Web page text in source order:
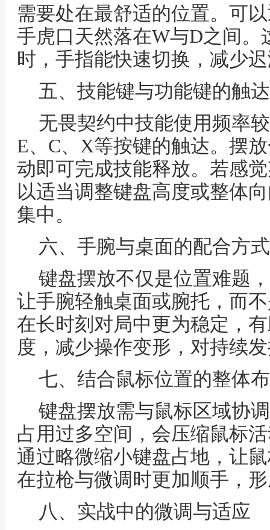
需要处在最舒适的位置。可
手虎口天然落在W与D之间
时，手指能快速切换，减少
五、技能键与功能键的触
无畏契约中技能使用频率
E、C、X等按键的触达。摆
动即可完成技能释放。若感
以适当调整键盘高度或整体
集中。
六、手腕与桌面的配合方式
键盘摆放不仅是位置难题
让手腕轻触桌面或腕托，而
在长时刻对局中更为稳定，
度，减少操作变形，对持续
七、结合鼠标位置的整体
键盘摆放需与鼠标区域协
占用过多空间，会压缩鼠标
通过略微缩小键盘占地，让
在拉枪与微调时更加顺手，
八、实战中的微调与适应